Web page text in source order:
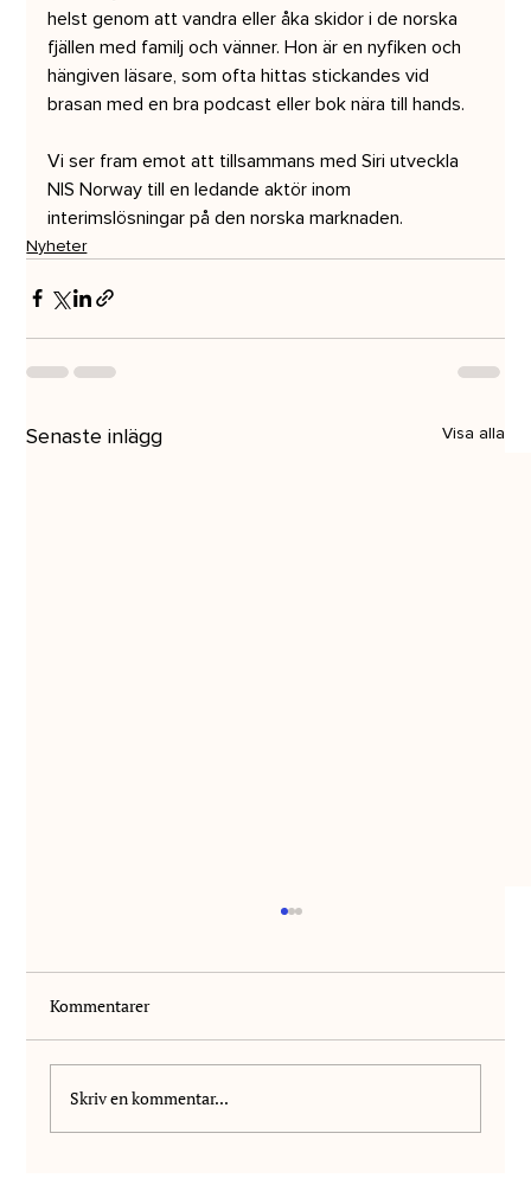
helst genom att vandra eller åka skidor i de norska
fjällen med familj och vänner. Hon är en nyfiken och
hängiven läsare, som ofta hittas stickandes vid
brasan med en bra podcast eller bok nära till hands.
Vi ser fram emot att tillsammans med Siri utveckla
NIS Norway till en ledande aktör inom
interimslösningar på den norska marknaden.
Nyheter
Senaste inlägg Visa alla
Kommentarer
Skriv en kommentar...